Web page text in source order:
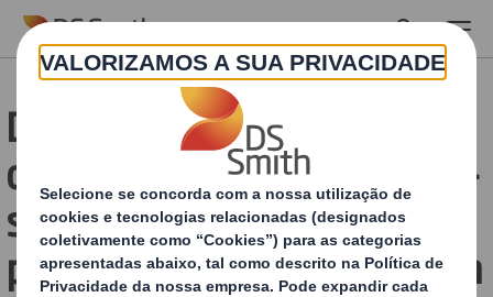
Skip to main content
DS Smith lança nova linha
de embalagens ECOVETE -
soluções sustentáveis
para o setor hortofrutícola